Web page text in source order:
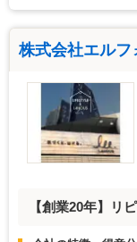
株式会社エル
【創業20年】リ